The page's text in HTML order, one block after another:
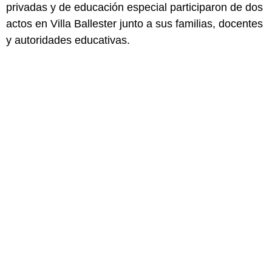
privadas y de educación especial participaron de dos
actos en Villa Ballester junto a sus familias, docentes
y autoridades educativas.